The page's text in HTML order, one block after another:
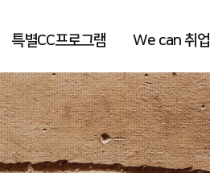
특별CC프로그램 We can 취업